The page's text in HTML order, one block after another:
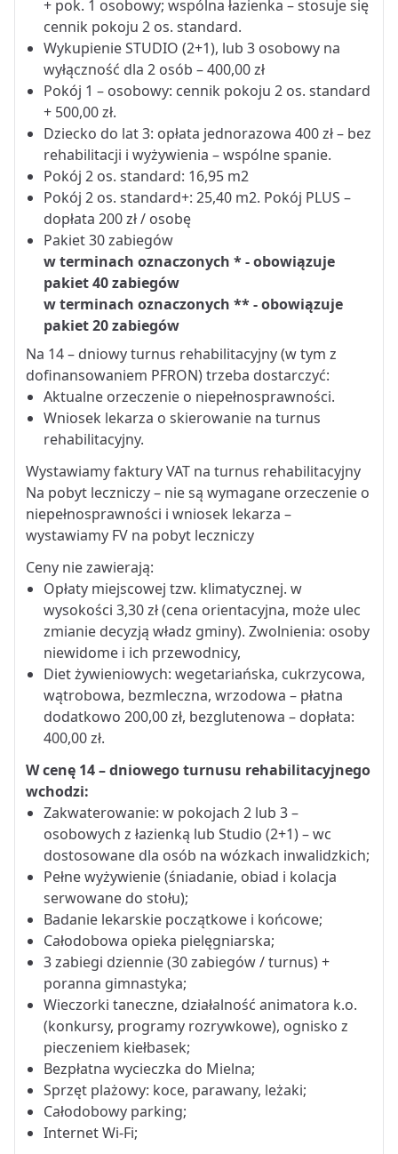
+ pok. 1 osobowy; wspólna łazienka – stosuje się
cennik pokoju 2 os. standard.
Wykupienie STUDIO (2+1), lub 3 osobowy na
wyłączność dla 2 osób – 400,00 zł
Pokój 1 – osobowy: cennik pokoju 2 os. standard
+ 500,00 zł.
Dziecko do lat 3: opłata jednorazowa 400 zł – bez
rehabilitacji i wyżywienia – wspólne spanie.
Pokój 2 os. standard: 16,95 m2
Pokój 2 os. standard+: 25,40 m2. Pokój PLUS –
dopłata 200 zł / osobę
Pakiet 30 zabiegów
w terminach oznaczonych * - obowiązuje
pakiet 40 zabiegów
w terminach oznaczonych ** - obowiązuje
pakiet 20 zabiegów
Na 14 – dniowy turnus rehabilitacyjny (w tym z
dofinansowaniem PFRON) trzeba dostarczyć:
Aktualne orzeczenie o niepełnosprawności.
Wniosek lekarza o skierowanie na turnus
rehabilitacyjny.
Wystawiamy faktury VAT na turnus rehabilitacyjny
Na pobyt leczniczy – nie są wymagane orzeczenie o
niepełnosprawności i wniosek lekarza –
wystawiamy FV na pobyt leczniczy
Ceny nie zawierają:
Opłaty miejscowej tzw. klimatycznej. w
wysokości 3,30 zł (cena orientacyjna, może ulec
zmianie decyzją władz gminy). Zwolnienia: osoby
niewidome i ich przewodnicy,
Diet żywieniowych: wegetariańska, cukrzycowa,
wątrobowa, bezmleczna, wrzodowa – płatna
dodatkowo 200,00 zł, bezglutenowa – dopłata:
400,00 zł.
W cenę 14 – dniowego turnusu rehabilitacyjnego
wchodzi:
Zakwaterowanie: w pokojach 2 lub 3 –
osobowych z łazienką lub Studio (2+1) – wc
dostosowane dla osób na wózkach inwalidzkich;
Pełne wyżywienie (śniadanie, obiad i kolacja
serwowane do stołu);
Badanie lekarskie początkowe i końcowe;
Całodobowa opieka pielęgniarska;
3 zabiegi dziennie (30 zabiegów / turnus) +
poranna gimnastyka;
Wieczorki taneczne, działalność animatora k.o.
(konkursy, programy rozrywkowe), ognisko z
pieczeniem kiełbasek;
Bezpłatna wycieczka do Mielna;
Sprzęt plażowy: koce, parawany, leżaki;
Całodobowy parking;
Internet Wi-Fi;